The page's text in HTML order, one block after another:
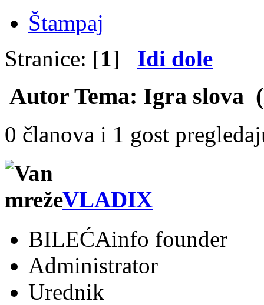
Štampaj
Stranice: [1] Idi dole
Autor Tema: Igra slova
0 članova i 1 gost
VLADIX
BILEĆAinfo founder
Administrator
Urednik